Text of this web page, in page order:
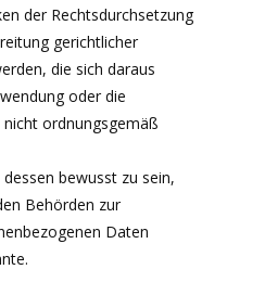
der Rechtsdurchsetzung
gerichtlicher
die sich daraus
oder die
ordnungsgemäß
bewusst zu sein,
Behörden zur
Daten